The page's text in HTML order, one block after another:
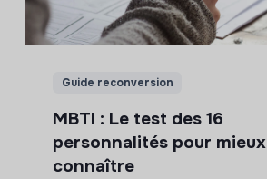
Guide reconversion
MBTI : Le test des 16
personnalités pour
connaître